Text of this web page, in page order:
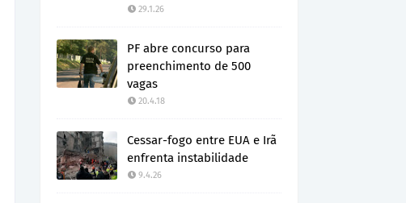
29.1.26
PF abre concurso para
preenchimento de 500
vagas
20.4.18
Cessar-fogo entre EUA e Irã
enfrenta instabilidade
9.4.26